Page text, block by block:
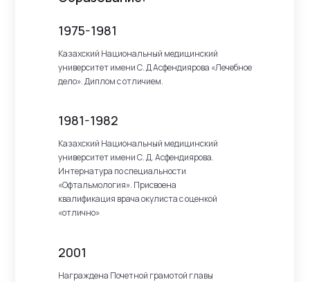
1975-1981
Казахский Национальный медицинский
университет имени С. Д Асфендиярова «Лечебное
дело». Диплом с отличием.
1981-1982
Казахский Национальный медицинский
университет имени С. Д. Асфендиярова.
Интернатура по специальности
«Офтальмология». Присвоена
квалификация врача окулиста с оценкой
«отлично»
2001
Награждена Почетной грамотой главы